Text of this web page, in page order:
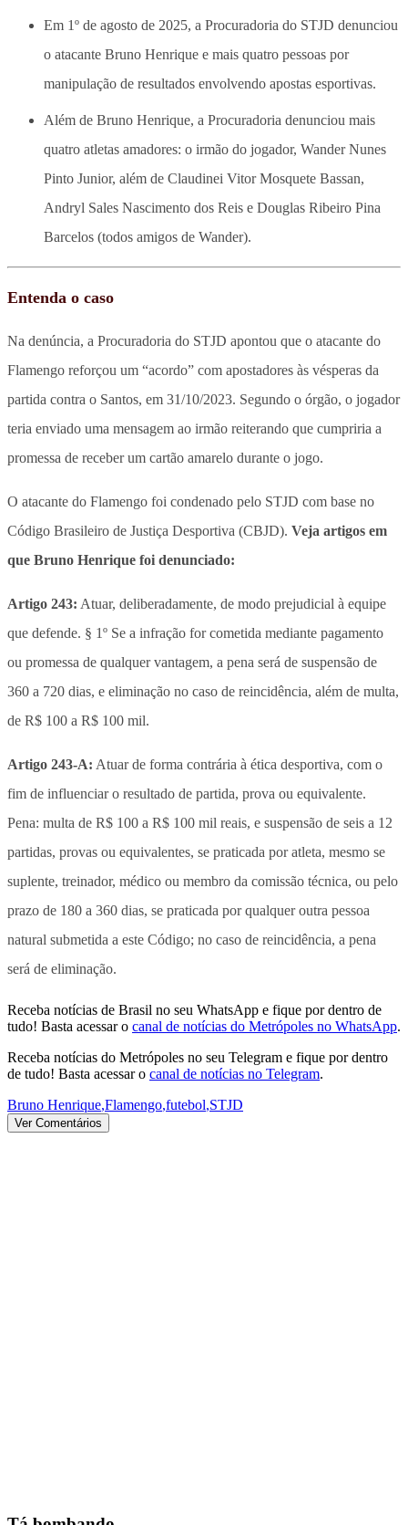
Em 1º de agosto de 2025, a Procuradoria do STJD denunciou
o atacante Bruno Henrique e mais quatro pessoas por
manipulação de resultados envolvendo apostas esportivas.
Além de Bruno Henrique, a Procuradoria denunciou mais
quatro atletas amadores: o irmão do jogador, Wander Nunes
Pinto Junior, além de Claudinei Vitor Mosquete Bassan,
Andryl Sales Nascimento dos Reis e Douglas Ribeiro Pina
Barcelos (todos amigos de Wander).
Entenda o caso
Na denúncia, a Procuradoria do STJD apontou que o atacante do
Flamengo reforçou um “acordo” com apostadores às vésperas da
partida contra o Santos, em 31/10/2023. Segundo o órgão, o jogador
teria enviado uma mensagem ao irmão reiterando que cumpriria a
promessa de receber um cartão amarelo durante o jogo.
O atacante do Flamengo foi condenado pelo STJD com base no
Código Brasileiro de Justiça Desportiva (CBJD). Veja artigos em
que Bruno Henrique foi denunciado:
Artigo 243: Atuar, deliberadamente, de modo prejudicial à equipe
que defende. § 1º Se a infração for cometida mediante pagamento
ou promessa de qualquer vantagem, a pena será de suspensão de
360 a 720 dias, e eliminação no caso de reincidência, além de multa,
de R$ 100 a R$ 100 mil.
Artigo 243-A: Atuar de forma contrária à ética desportiva, com o
fim de influenciar o resultado de partida, prova ou equivalente.
Pena: multa de R$ 100 a R$ 100 mil reais, e suspensão de seis a 12
partidas, provas ou equivalentes, se praticada por atleta, mesmo se
suplente, treinador, médico ou membro da comissão técnica, ou pelo
prazo de 180 a 360 dias, se praticada por qualquer outra pessoa
natural submetida a este Código; no caso de reincidência, a pena
será de eliminação.
Receba notícias de Brasil no seu WhatsApp e fique por dentro de
tudo! Basta acessar o canal de notícias do Metrópoles no WhatsApp.
Receba notícias do Metrópoles no seu Telegram e fique por dentro
de tudo! Basta acessar o canal de notícias no Telegram.
Bruno Henrique,Flamengo,futebol,STJD
Ver Comentários